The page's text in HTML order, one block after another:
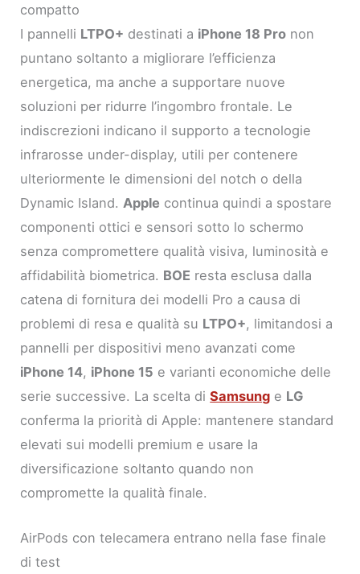
compatto
I pannelli LTPO+ destinati a iPhone 18 Pro non
puntano soltanto a migliorare l’efficienza
energetica, ma anche a supportare nuove
soluzioni per ridurre l’ingombro frontale. Le
indiscrezioni indicano il supporto a tecnologie
infrarosse under-display, utili per contenere
ulteriormente le dimensioni del notch o della
Dynamic Island. Apple continua quindi a spostare
componenti ottici e sensori sotto lo schermo
senza compromettere qualità visiva, luminosità e
affidabilità biometrica. BOE resta esclusa dalla
catena di fornitura dei modelli Pro a causa di
problemi di resa e qualità su LTPO+, limitandosi a
pannelli per dispositivi meno avanzati come
iPhone 14, iPhone 15 e varianti economiche delle
serie successive. La scelta diSamsung e LG
conferma la priorità di Apple: mantenere standard
elevati sui modelli premium e usare la
diversificazione soltanto quando non
compromette la qualità finale.
AirPods con telecamera entrano nella fase finale
di test